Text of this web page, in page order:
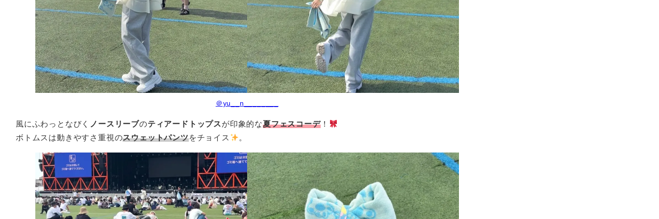
＠yu__n________
風にふわっとなびく ノースリーブのティアードトップスが印象的な夏フェスコーデ！
ボトムスは動きやすさ重視のスウェットパンツをチョイス 。